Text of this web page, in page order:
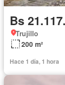
Bs
Trujillo
200 m²
Hace 1 día, 1 hora